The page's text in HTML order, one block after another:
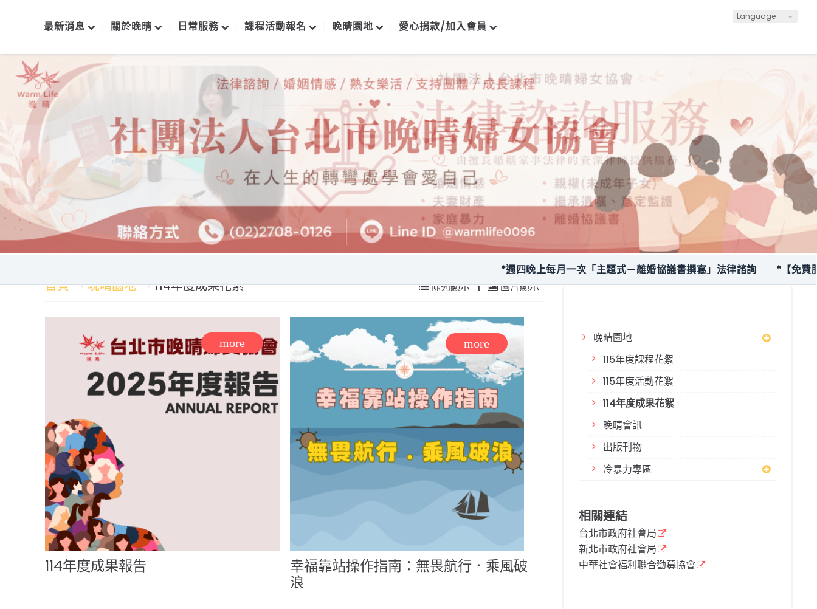
Language
最新消息 關於晚晴 日常服務 課程活動報名 晚晴園地 愛心捐款/加入會員
晚晴園地
115年度課程花絮
115年度活動花絮
114年度成果花絮
晚晴會訊
出版刊物
冷暴力專區
相關連結
台北市政府社會局
新北市政府社會局
中華社會福利聯合勸募協會
*週四晚上每月一次「主題式－離婚協議書撰寫」法律諮詢 *【免費服務】
首頁 晚晴園地 114年度成果花絮 條列顯示 | 圖片顯示
114年度成果報告
幸福靠站操作指南：無畏航行．乘風破
浪